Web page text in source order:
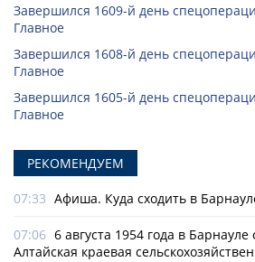
Завершился 1609-й день
Главное
Завершился 1608-й день
Главное
Завершился 1605-й день
Главное
РЕКОМЕНДУЕМ
07:33 Афиша. Куда сходить в
07:06 6 августа 1954 года в Барнауле
Алтайская краевая